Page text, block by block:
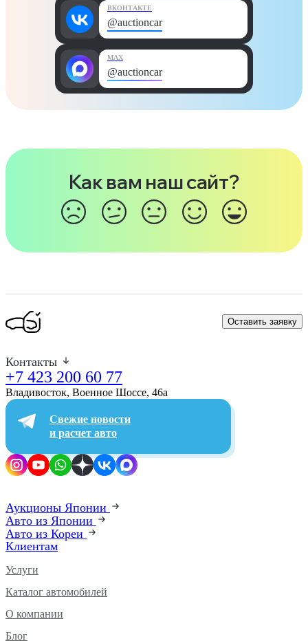
ВКОНТАКТЕ
@auctioncar
MAX
@auctioncar
Как вам наш сайт?
Оставить заявку
Контакты
+7 423 200 60 77
Владивосток, Военное Шоссе, 46а​
Свежие новости
и расчет авто
Аукционы Японии
Авто из Японии
Авто из Кореи
Клиентам
Услуги
Каталог автомобилей
О компании
Блог